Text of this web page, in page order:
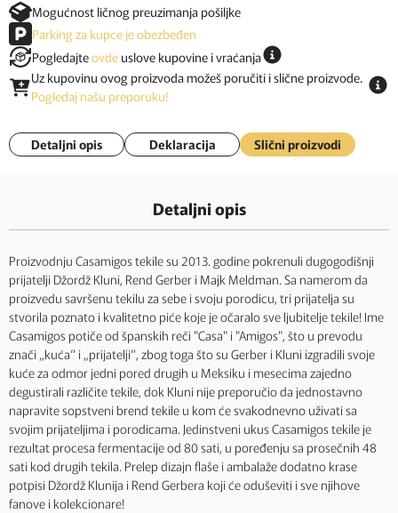
Mogućnost ličnog preuzimanja pošiljke
Parking za kupce je obezbeđen
Pogledajteovde uslove kupovine i vraćanja
Uz kupovinu ovog proizvoda možeš poručiti i slične proizvode.
Pogledaj našu preporuku!
Detaljni opis Deklaracija Slični proizvodi
Detaljni opis
Proizvodnju Casamigos tekile su 2013. godine pokrenuli dugogodišnji
prijatelji Džordž Kluni, Rend Gerber i Majk Meldman. Sa namerom da
proizvedu savršenu tekilu za sebe i svoju porodicu, tri prijatelja su
stvorila poznato i kvalitetno piće koje je očaralo sve ljubitelje tekile! Ime
Casamigos potiče od španskih reči "Casa" i "Amigos", što u prevodu
znači „kuća“ i „prijatelji“, zbog toga što su Gerber i Kluni izgradili svoje
kuće za odmor jedni pored drugih u Meksiku i mesecima zajedno
degustirali različite tekile, dok Kluni nije preporučio da jednostavno
napravite sopstveni brend tekile u kom će svakodnevno uživati sa
svojim prijateljima i porodicama. Jedinstveni ukus Casamigos tekile je
rezultat procesa fermentacije od 80 sati, u poređenju sa prosečnih 48
sati kod drugih tekila. Prelep dizajn flaše i ambalaže dodatno krase
potpisi Džordž Klunija i Rend Gerbera koji će oduševiti i sve njihove
fanove i kolekcionare!